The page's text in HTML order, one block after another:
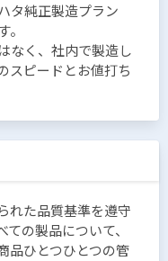
タ純正製造プラン
なく、社内で製造し
スピードとお値打ち
れた品質基準を遵守
の製品について、
品ひとつひとつの管